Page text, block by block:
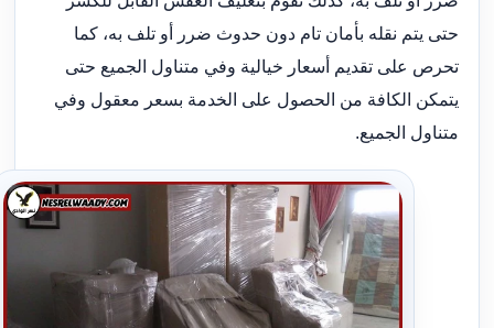
حتى يتم نقله بأمان تام دون حدوث ضرر أو تلف به، كما
تحرص على تقديم أسعار خيالية وفي متناول الجميع حتى
يتمكن الكافة من الحصول على الخدمة بسعر معقول وفي
متناول الجميع.